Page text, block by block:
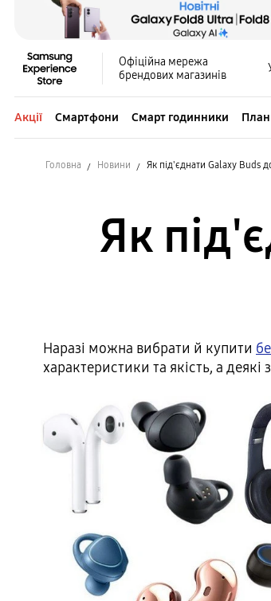
Офіційна мережа
брендових магазинів
Акції Смартфони Смарт годинники
Головна Новини Як під'єднати Galaxy Buds
Як
Наразі можна вибрати й купити
характеристики та якість, а